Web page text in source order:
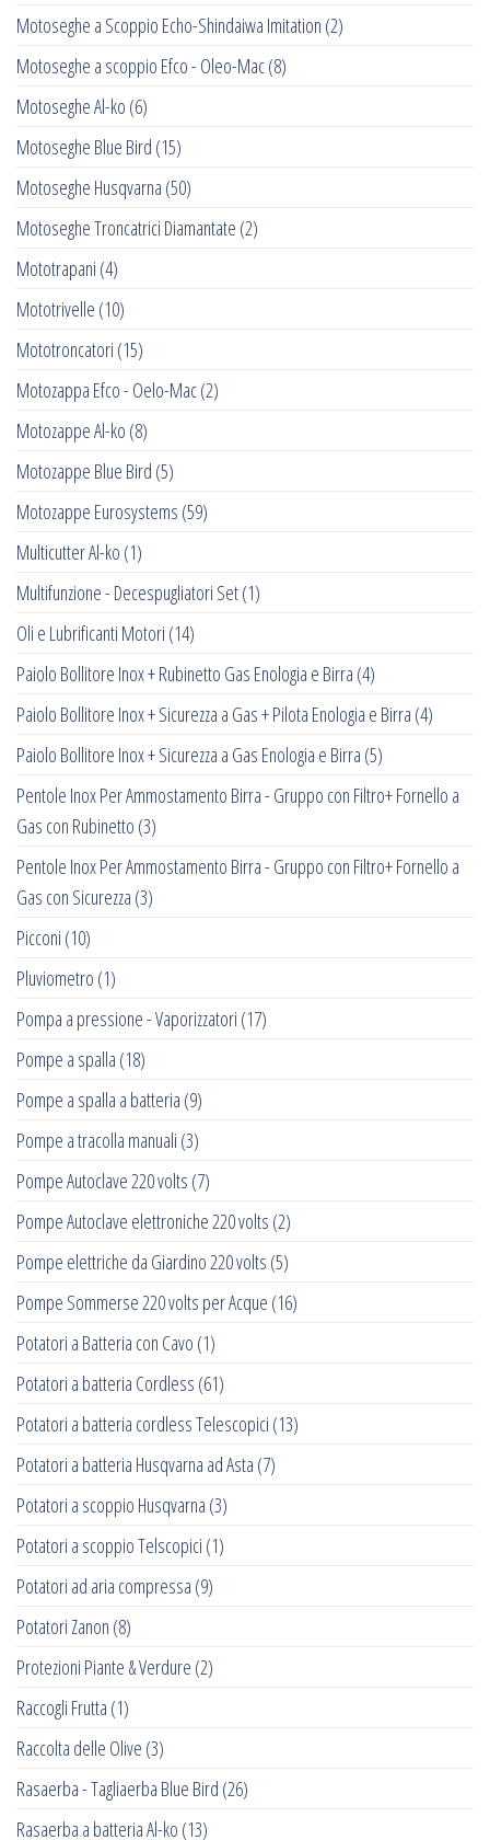
Motoseghe a Scoppio Echo-Shindaiwa Imitation (2)
Motoseghe a scoppio Efco - Oleo-Mac(8)
Motoseghe Al-ko (6)
Motoseghe Blue Bird (15)
Motoseghe Husqvarna (50)
Motoseghe Troncatrici Diamantate (2)
Mototrapani (4)
Mototrivelle (10)
Mototroncatori (15)
Motozappa Efco - Oelo-Mac(2)
Motozappe Al-ko (8)
Motozappe Blue Bird (5)
Motozappe Eurosystems (59)
Multicutter Al-ko (1)
Multifunzione - Decespugliatori Set(1)
Oli e Lubrificanti Motori (14)
Paiolo Bollitore Inox + Rubinetto Gas Enologia e Birra (4)
Paiolo Bollitore Inox + Sicurezza a Gas + Pilota Enologia e Birra (4)
Paiolo Bollitore Inox + Sicurezza a Gas Enologia e Birra (5)
Pentole Inox Per Ammostamento Birra - Gruppo con Filtro+ Fornello a
Gas con Rubinetto (3)
Pentole Inox Per Ammostamento Birra - Gruppo con Filtro+ Fornello a
Gas con Sicurezza (3)
Picconi (10)
Pluviometro (1)
Pompa a pressione - Vaporizzatori (17)
Pompe a spalla (18)
Pompe a spalla a batteria (9)
Pompe a tracolla manuali (3)
Pompe Autoclave 220 volts (7)
Pompe Autoclave elettroniche 220 volts (2)
Pompe elettriche da Giardino 220 volts (5)
Pompe Sommerse 220 volts per Acque (16)
Potatori a Batteria con Cavo (1)
Potatori a batteria Cordless (61)
Potatori a batteria cordless Telescopici (13)
Potatori a batteria Husqvarna ad Asta (7)
Potatori a scoppio Husqvarna (3)
Potatori a scoppio Telscopici (1)
Potatori ad aria compressa (9)
Potatori Zanon (8)
Protezioni Piante & Verdure (2)
Raccogli Frutta (1)
Raccolta delle Olive (3)
Rasaerba - Tagliaerba Blue Bird (26)
Rasaerba a batteria Al-ko (13)